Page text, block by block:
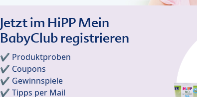
Jetzt im HiPP Mein
BabyClub registrieren
✔️ Produktproben
✔️ Coupons
✔️ Gewinnspiele
✔️ Tipps per Mail